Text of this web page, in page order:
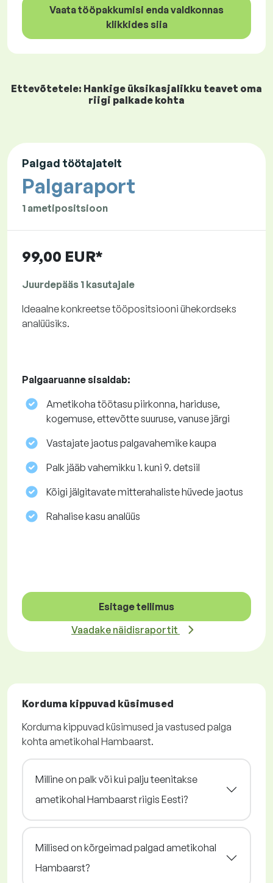
Vaata tööpakkumisi enda valdkonnas
klikkides siia
Ettevõtetele: Hankige üksikasjalikku teavet oma
riigi palkade kohta
Palgad töötajatelt
Palgaraport
1 ametipositsioon
99,00 EUR*
Juurdepääs 1 kasutajale
Ideaalne konkreetse tööpositsiooni ühekordseks
analüüsiks.
Palgaaruanne sisaldab:
Ametikoha töötasu piirkonna, hariduse,
kogemuse, ettevõtte suuruse, vanuse järgi
Vastajate jaotus palgavahemike kaupa
Palk jääb vahemikku 1. kuni 9. detsiil
Kõigi jälgitavate mitterahaliste hüvede jaotus
Rahalise kasu analüüs
Esitage tellimus
Vaadake näidisraportit
Korduma kippuvad küsimused
Korduma kippuvad küsimused ja vastused palga
kohta ametikohal Hambaarst.
Milline on palk või kui palju teenitakse
ametikohal Hambaarst riigis Eesti?
Millised on kõrgeimad palgad ametikohal
Hambaarst?